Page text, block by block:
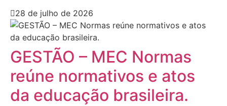
28 de julho de 2026
GESTÃO – MEC Normas
reúne normativos e atos
da educação brasileira.